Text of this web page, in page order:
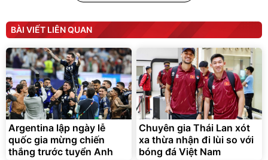
Bạt phủ xe ô tô cao cấp,
tráng nhôm 03 lớp
392.000đ
325.000đ
Đã bán nhiều
Xe đạp điện trợ lực G-
Force C14 gấp gọn bỏ cốp
tiện lợi
9.900.000đ
7.092.000đ
Đang xem nhiều
G-FORCE VIETNA
BÀI VIẾT LIÊN QUAN
Argentina lập ngày lễ
quốc gia mừng chiến
thắng trước tuyển Anh
Chuyên gia Thái Lan xót
xa thừa nhận đi lùi so với
bóng đá Việt Nam